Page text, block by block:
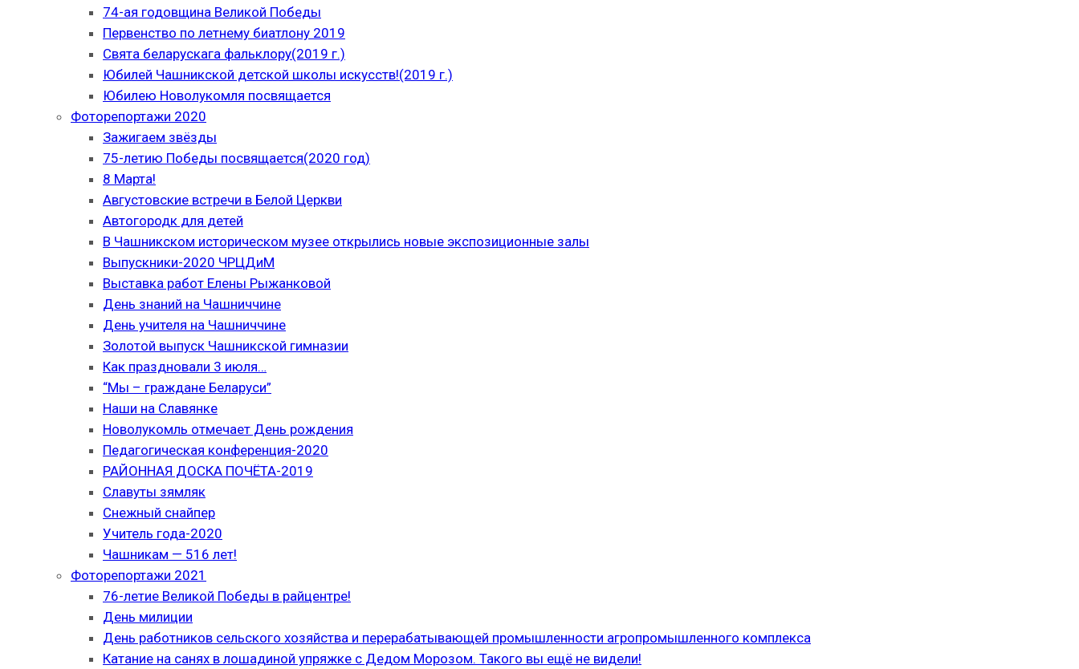
74-ая годовщина Великой Победы
Первенство по летнему биатлону 2019
Свята беларускага фальклору(2019 г.)
Юбилей Чашникской детской школы искусств!(2019 г.)
Юбилею Новолукомля посвящается
Фоторепортажи 2020
Зажигаем звёзды
75-летию Победы посвящается(2020 год)
8 Марта!
Августовские встречи в Белой Церкви
Автогородк для детей
В Чашникском историческом музее открылись новые экспозиционные залы
Выпускники-2020 ЧРЦДиМ
Выставка работ Елены Рыжанковой
День знаний на Чашниччине
День учителя на Чашниччине
Золотой выпуск Чашникской гимназии
Как праздновали 3 июля…
“Мы – граждане Беларуси”
Наши на Славянке
Новолукомль отмечает День рождения
Педагогическая конференция-2020
РАЙОННАЯ ДОСКА ПОЧЁТА-2019
Славуты зямляк
Снежный снайпер
Учитель года-2020
Чашникам — 516 лет!
Фоторепортажи 2021
76-летие Великой Победы в райцентре!
День милиции
День работников сельского хозяйства и перерабатывающей промышленности агропромышленного комплекса
Катание на санях в лошадиной упряжке с Дедом Морозом. Такого вы ещё не видели!